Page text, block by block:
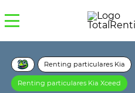
Renting particulares Kia
Renting particulares Kia Xceed